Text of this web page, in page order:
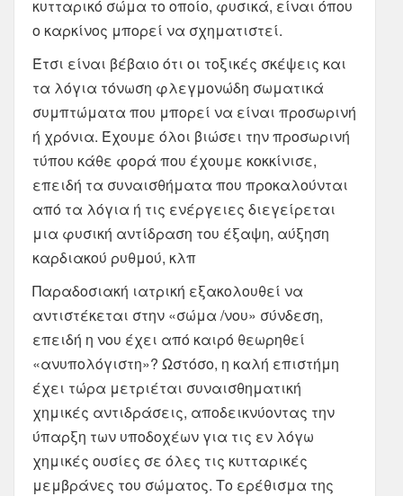
κυτταρικό σώμα το οποίο, φυσικά, είναι όπου
ο καρκίνος μπορεί να σχηματιστεί.
Έτσι είναι βέβαιο ότι οι τοξικές σκέψεις και
τα λόγια τόνωση φλεγμονώδη σωματικά
συμπτώματα που μπορεί να είναι προσωρινή
ή χρόνια. Έχουμε όλοι βιώσει την προσωρινή
τύπου κάθε φορά που έχουμε κοκκίνισε,
επειδή τα συναισθήματα που προκαλούνται
από τα λόγια ή τις ενέργειες διεγείρεται
μια φυσική αντίδραση του έξαψη, αύξηση
καρδιακού ρυθμού, κλπ
Παραδοσιακή ιατρική εξακολουθεί να
αντιστέκεται στην «σώμα /νου» σύνδεση,
επειδή η νου έχει από καιρό θεωρηθεί
«ανυπολόγιστη»? Ωστόσο, η καλή επιστήμη
έχει τώρα μετριέται συναισθηματική
χημικές αντιδράσεις, αποδεικνύοντας την
ύπαρξη των υποδοχέων για τις εν λόγω
χημικές ουσίες σε όλες τις κυτταρικές
μεμβράνες του σώματος. Το ερέθισμα της